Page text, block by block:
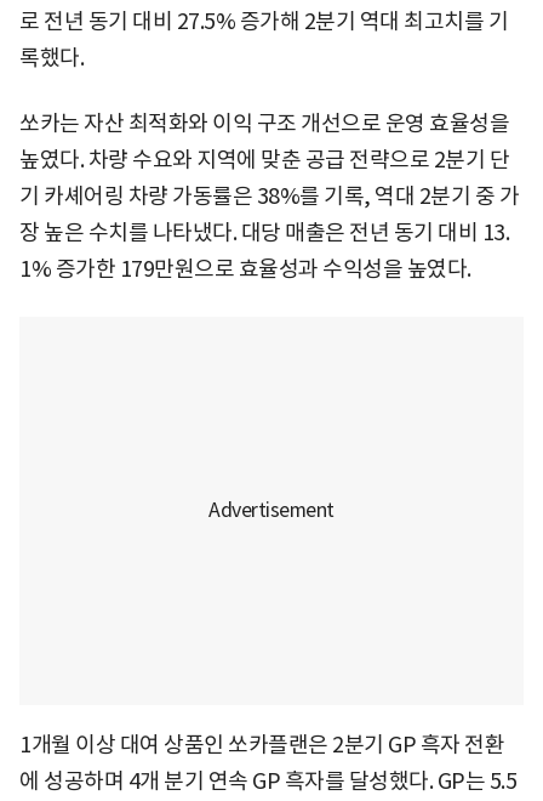
로 전년 동기 대비 27.5% 증가해 2분기 역대 최고치를 기
록했다.
쏘카는 자산 최적화와 이익 구조 개선으로 운영 효율성을
높였다. 차량 수요와 지역에 맞춘 공급 전략으로 2분기 단
기 카셰어링 차량 가동률은 38%를 기록, 역대 2분기 중 가
장 높은 수치를 나타냈다. 대당 매출은 전년 동기 대비 13.
1% 증가한 179만원으로 효율성과 수익성을 높였다.
1개월 이상 대여 상품인 쏘카플랜은 2분기 GP 흑자 전환
에 성공하며 4개 분기 연속 GP 흑자를 달성했다. GP는 5.5